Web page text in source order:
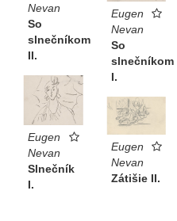
Eugen
Nevan
So
slnečníkom
I.
Nevan
So
slnečníkom
II.
Eugen
Nevan
Slnečník
I.
Eugen
Nevan
Zátišie II.